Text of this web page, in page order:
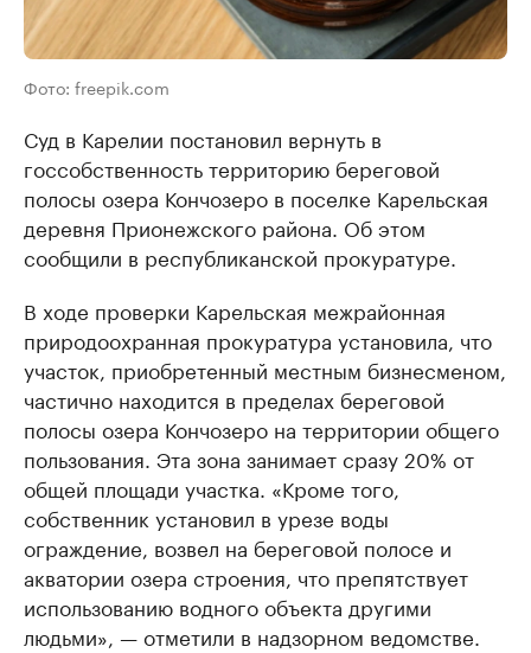
Фото: freepik.com
Суд в Карелии постановил вернуть в
госсобственность территорию береговой
полосы озера Кончозеро в поселке Карельская
деревня Прионежского района. Об этом
сообщили в республиканской прокуратуре.
В ходе проверки Карельская межрайонная
природоохранная прокуратура установила, что
участок, приобретенный местным бизнесменом,
частично находится в пределах береговой
полосы озера Кончозеро на территории общего
пользования. Эта зона занимает сразу 20% от
общей площади участка. «Кроме того,
собственник установил в урезе воды
ограждение, возвел на береговой полосе и
акватории озера строения, что препятствует
использованию водного объекта другими
людьми», — отметили в надзорном ведомстве.